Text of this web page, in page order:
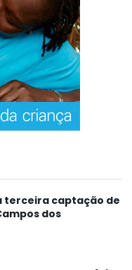
terceira captação de
dos